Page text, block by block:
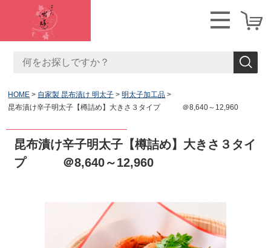
HOME 自家製 昆布漬け 明太子
明太子加工品
昆布漬け辛子明太子【樽詰め】大きさ３タイプ ＠8,640～12,960
昆布漬け辛子明太子【樽詰め】大きさ３タイ
プ ＠8,640～12,960